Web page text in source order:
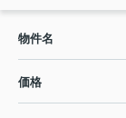
物件名
価格